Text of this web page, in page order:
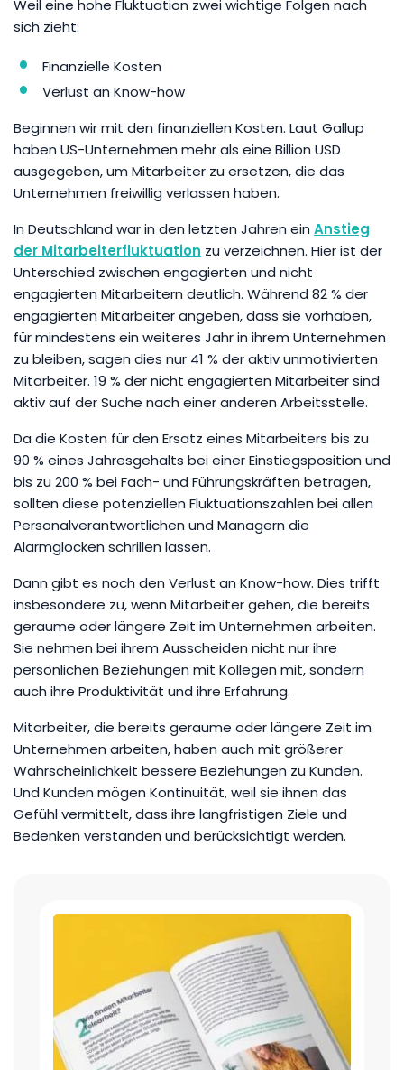
Weil eine hohe Fluktuation zwei wichtige Folgen nach
sich zieht:
Finanzielle Kosten
Verlust an Know-how
Beginnen wir mit den finanziellen Kosten. Laut Gallup
haben US-Unternehmen mehr als eine Billion USD
ausgegeben, um Mitarbeiter zu ersetzen, die das
Unternehmen freiwillig verlassen haben.
In Deutschland war in den letzten Jahren ein Anstieg
der Mitarbeiterfluktuation zu verzeichnen. Hier ist der
Unterschied zwischen engagierten und nicht
engagierten Mitarbeitern deutlich. Während 82 % der
engagierten Mitarbeiter angeben, dass sie vorhaben,
für mindestens ein weiteres Jahr in ihrem Unternehmen
zu bleiben, sagen dies nur 41 % der aktiv unmotivierten
Mitarbeiter. 19 % der nicht engagierten Mitarbeiter sind
aktiv auf der Suche nach einer anderen Arbeitsstelle.
Da die Kosten für den Ersatz eines Mitarbeiters bis zu
90 % eines Jahresgehalts bei einer Einstiegsposition und
bis zu 200 % bei Fach- und Führungskräften betragen,
sollten diese potenziellen Fluktuationszahlen bei allen
Personalverantwortlichen und Managern die
Alarmglocken schrillen lassen.
Dann gibt es noch den Verlust an Know-how. Dies trifft
insbesondere zu, wenn Mitarbeiter gehen, die bereits
geraume oder längere Zeit im Unternehmen arbeiten.
Sie nehmen bei ihrem Ausscheiden nicht nur ihre
persönlichen Beziehungen mit Kollegen mit, sondern
auch ihre Produktivität und ihre Erfahrung.
Mitarbeiter, die bereits geraume oder längere Zeit im
Unternehmen arbeiten, haben auch mit größerer
Wahrscheinlichkeit bessere Beziehungen zu Kunden.
Und Kunden mögen Kontinuität, weil sie ihnen das
Gefühl vermittelt, dass ihre langfristigen Ziele und
Bedenken verstanden und berücksichtigt werden.